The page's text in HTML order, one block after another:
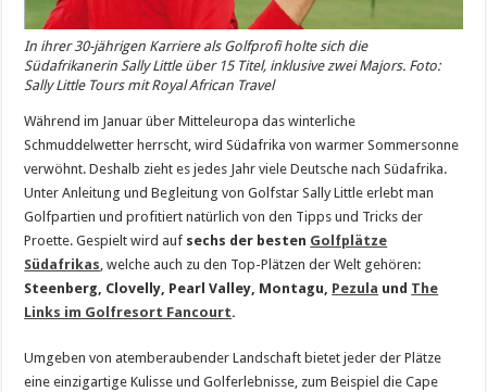
In ihrer 30-jährigen Karriere als Golfprofi holte sich die
Südafrikanerin Sally Little über 15 Titel, inklusive zwei Majors. Foto:
Sally Little Tours mit Royal African Travel
Während im Januar über Mitteleuropa das winterliche
Schmuddelwetter herrscht, wird Südafrika von warmer Sommersonne
verwöhnt. Deshalb zieht es jedes Jahr viele Deutsche nach Südafrika.
Unter Anleitung und Begleitung von Golfstar Sally Little erlebt man
Golfpartien und profitiert natürlich von den Tipps und Tricks der
Proette. Gespielt wird auf sechs der besten Golfplätze
Südafrikas , welche auch zu den Top-Plätzen der Welt gehören:
Steenberg, Clovelly, Pearl Valley, Montagu, Pezula und The
Links im Golfresort Fancourt.
Umgeben von atemberaubender Landschaft bietet jeder der Plätze
eine einzigartige Kulisse und Golferlebnisse, zum Beispiel die Cape